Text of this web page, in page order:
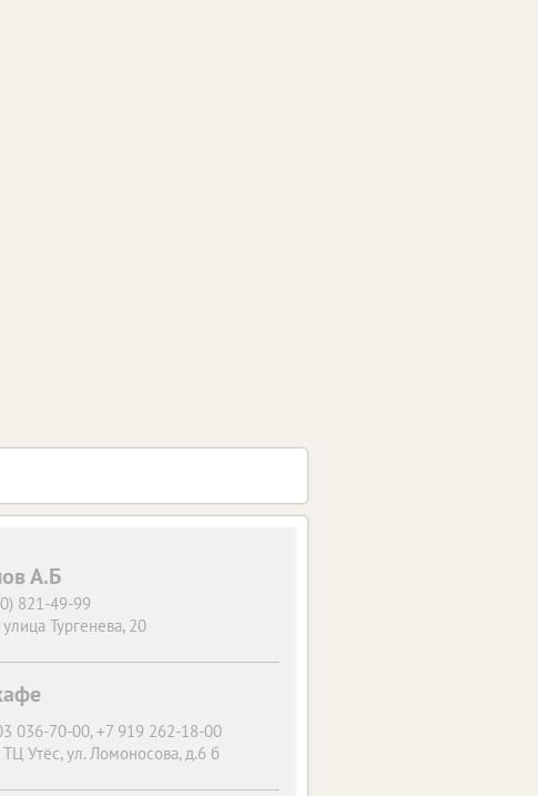
А.Б
821-49-99
улица Тургенева, 20
036-70-00, +7 919 262-18-00
ТЦ Утёс, ул. Ломоносова, д.6 б